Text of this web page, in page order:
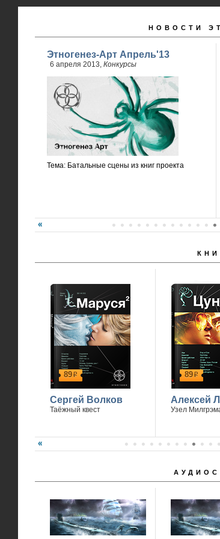
НОВОСТИ
Этногенез-Арт Апрель'13
6 апреля 2013, Конкурсы
Тема: Батальные сцены из книг проекта
89р
Сергей Волков
Таёжный квест
89р
Алексей
Узел